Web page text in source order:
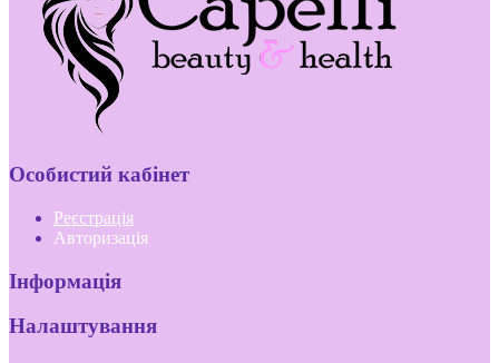
Особистий кабінет
Реєстрація
Авторизація
Інформація
Налаштування